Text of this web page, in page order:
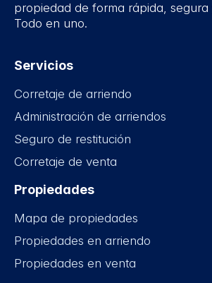
propiedad de forma rápida, segura
Todo en uno.
Servicios
Corretaje de arriendo
Administración de arriendos
Seguro de restitución
Corretaje de venta
Propiedades
Mapa de propiedades
Propiedades en arriendo
Propiedades en venta